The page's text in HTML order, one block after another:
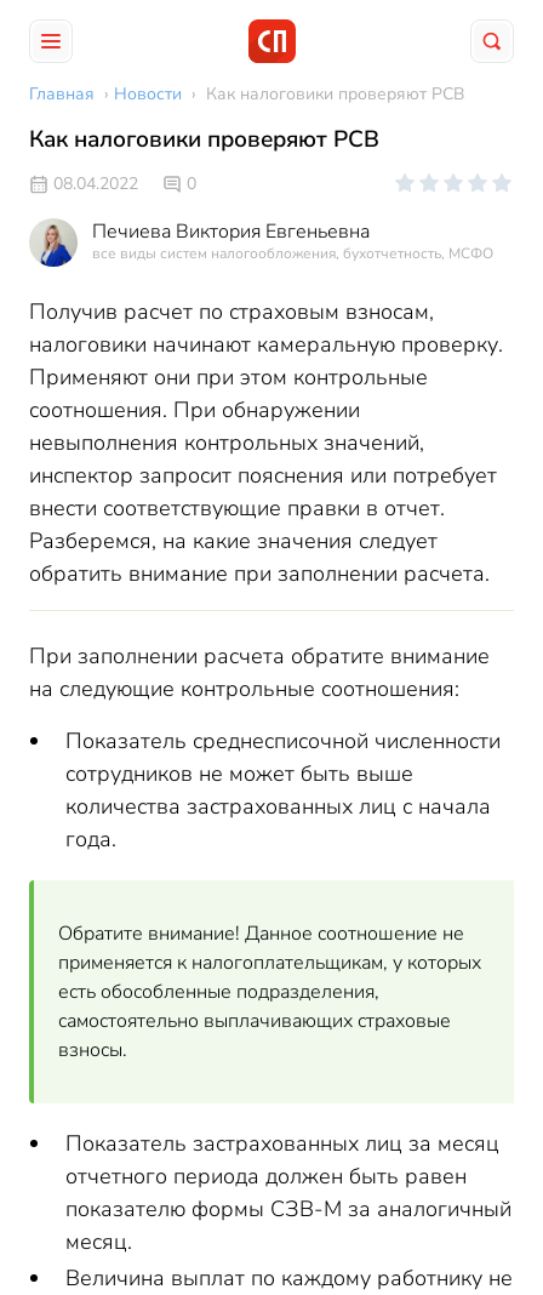
Главная › Новости › Как налоговики проверяют РСВ
Как налоговики проверяют РСВ
08.04.2022 0
Печиева Виктория Евгеньевна
все виды систем налогообложения, бухотчетность, МСФО
Получив расчет по страховым взносам,
налоговики начинают камеральную проверку.
Применяют они при этом контрольные
соотношения. При обнаружении
невыполнения контрольных значений,
инспектор запросит пояснения или потребует
внести соответствующие правки в отчет.
Разберемся, на какие значения следует
обратить внимание при заполнении расчета.
При заполнении расчета обратите внимание
на следующие контрольные соотношения:
Показатель среднесписочной численности
сотрудников не может быть выше
количества застрахованных лиц с начала
года.
Обратите внимание! Данное соотношение не
применяется к налогоплательщикам, у которых
есть обособленные подразделения,
самостоятельно выплачивающих страховые
взносы.
Показатель застрахованных лиц за месяц
отчетного периода должен быть равен
показателю формы СЗВ-М за аналогичный
месяц.
Величина выплат по каждому работнику не